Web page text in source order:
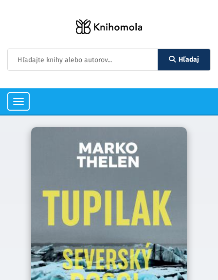
Hľadaj
Toggle
navigation